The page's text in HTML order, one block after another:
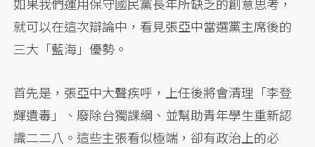
就可以在這次辯論中，看見張亞中當選黨主席後的
三大「藍海」優勢。
首先是，張亞中大聲疾呼，上任後將會清理「李登
輝遺毒」、廢除台獨課綱、並幫助青年學生重新認
識二二八。這些主張看似極端，卻有政治上的必